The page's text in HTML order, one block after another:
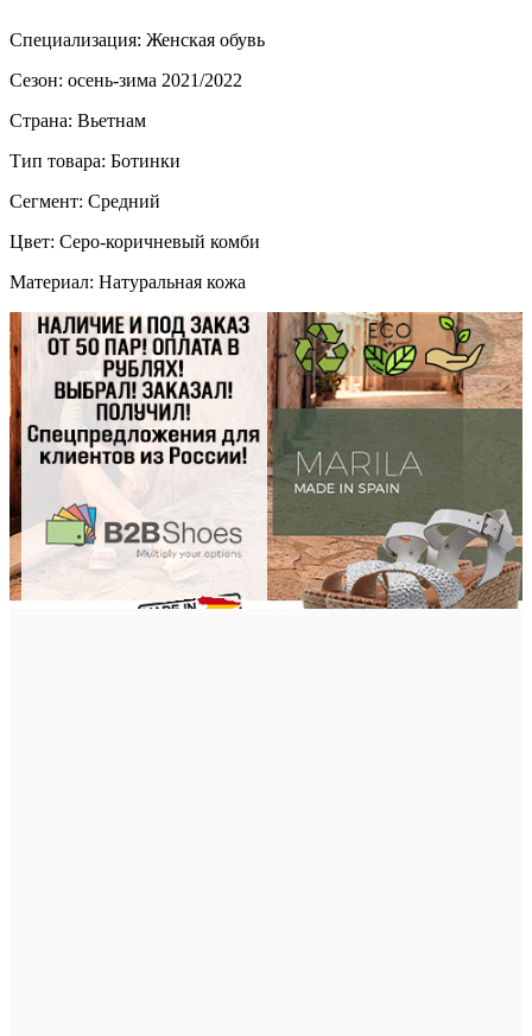
Специализация: Женская обувь
Сезон: осень-зима 2021/2022
Страна: Вьетнам
Тип товара: Ботинки
Сегмент: Средний
Цвет: Серо-коричневый комби
Материал: Натуральная кожа